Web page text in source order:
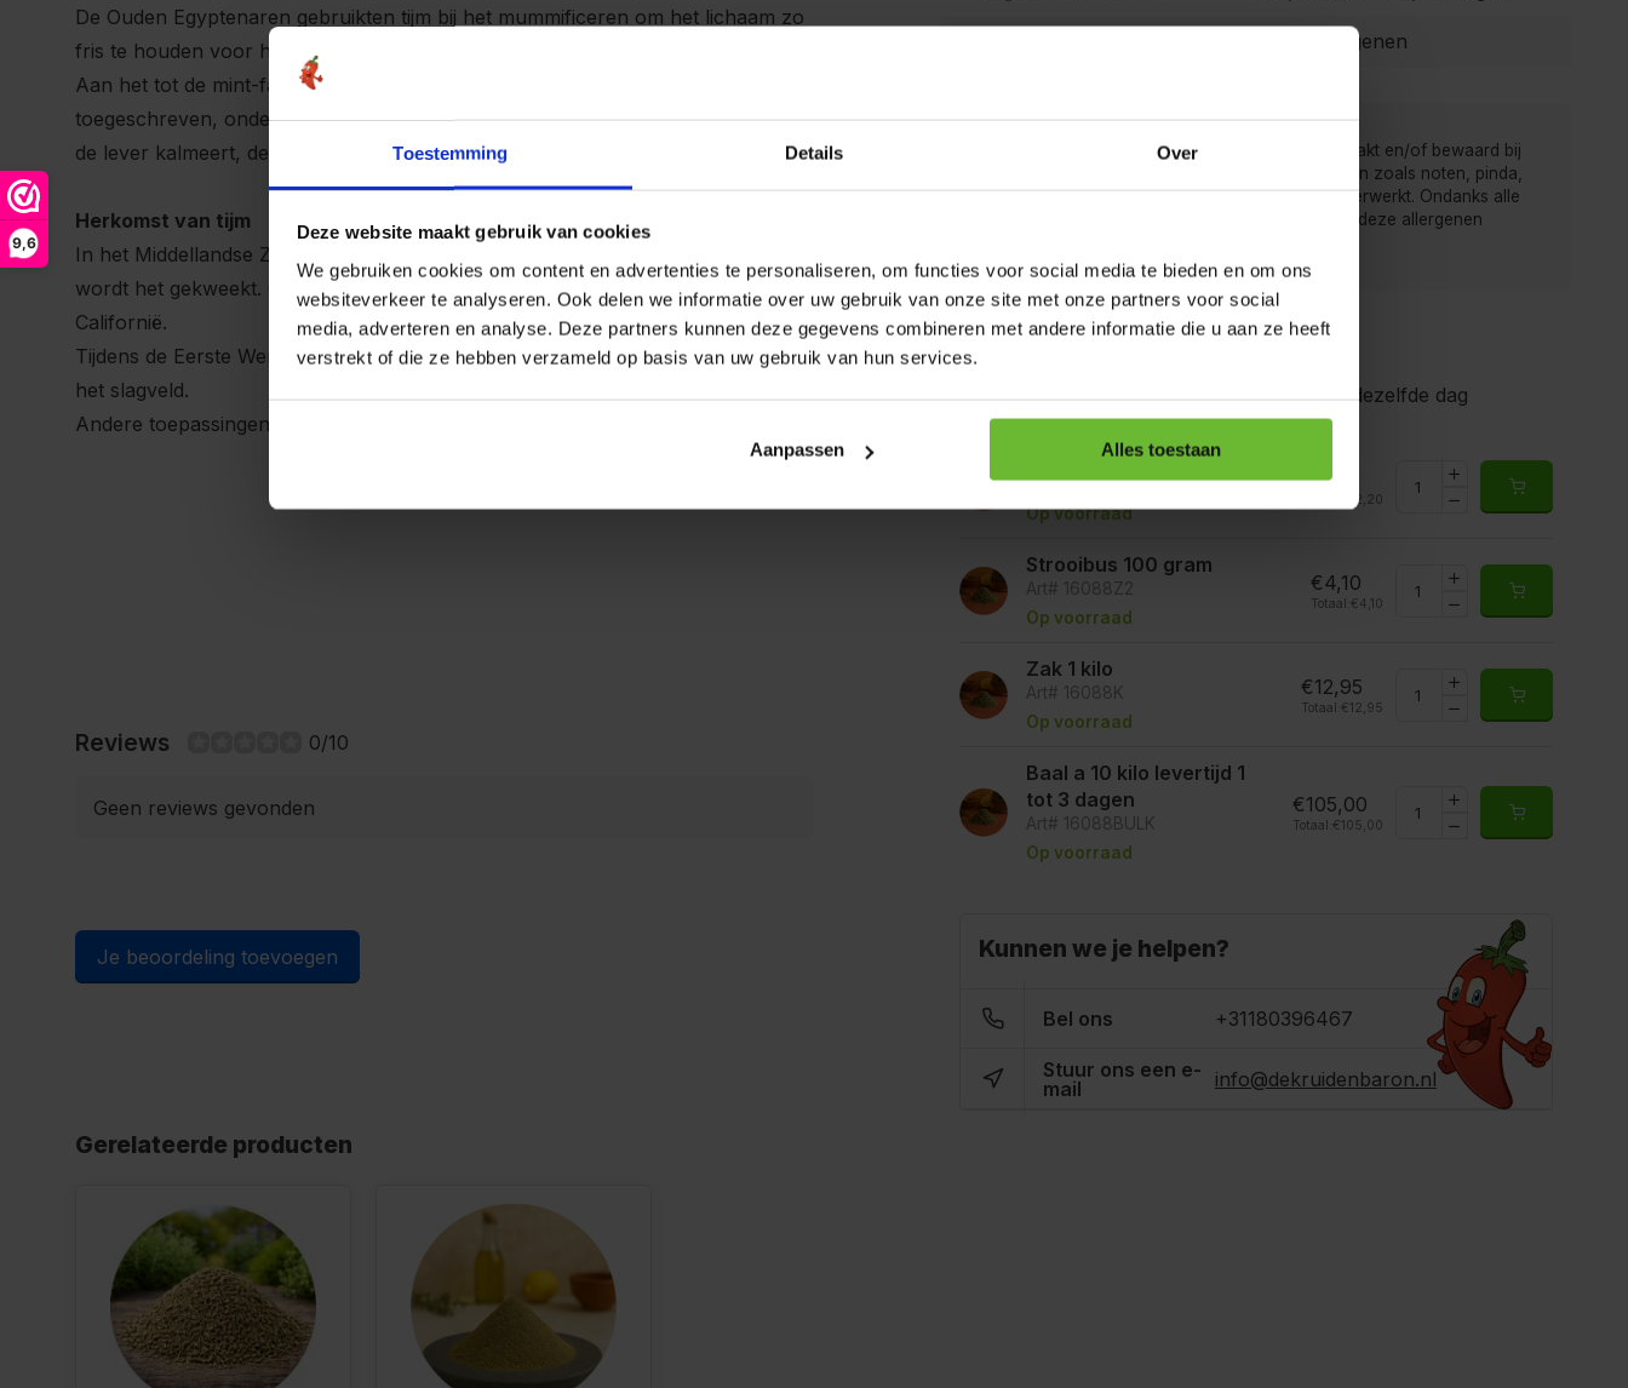
Toestemming Details Over
Deze website maakt gebruik van cookies
We gebruiken cookies om content en advertenties te personaliseren, om functies voor social media te bieden en om ons
websiteverkeer te analyseren. Ook delen we informatie over uw gebruik van onze site met onze partners voor social
media, adverteren en analyse. Deze partners kunnen deze gegevens combineren met andere informatie die u aan ze heeft
verstrekt of die ze hebben verzameld op basis van uw gebruik van hun services.
Aanpassen Alles toestaan
9,6
De Ouden Egyptenaren gebruikten tijm bij het mummificeren om het lichaam zo
fris te houden voor het volgende leven.
Aan het tot de mint-familie behorende kruid worden veel medicinale werkingen
toegeschreven, onder andere dat het helpt bij verkoudheid, de longen versterkt,
de lever kalmeert, de nachtrust bevordert en nachtmerries voorkomt.
Herkomst van tijm
In het Middellandse Zeegebied is tijm in het wild aangetroffen. In Nederland
wordt het gekweekt. Overige producenten zijn Frankrijk, Spanje, Polen en
Californië.
Tijdens de Eerste Wereldoorlog gebruikte men tijmolie als ontsmettingsmiddel op
het slagveld.
Andere toepassingen zijn in tandpasta en in mondwater.
Reviews 0/10
Geen reviews gevonden
Je beoordeling toevoegen
Geen allergenen
De producten van de Kruidenbaron worden verpakt en/of bewaard bij
bedrijven waar men ook producten met allergenen zoals noten, pinda,
mosterd, selderij, gluten, sesam, soja en sulfiet verwerkt. Ondanks alle
goede voorzorgen is het mogelijk dat producten deze allergenen
Op werkdagen voor 15.00 uur besteld, dezelfde dag
verzonden.
Zakje 25 gram
Art# 16088S
Op voorraad
€2,20
€2,20
Strooibus 100 gram
Art# 16088Z2
Op voorraad
€4,10
Totaal: €4,10
Zak 1 kilo
Art# 16088K
Op voorraad
€12,95
Totaal: €12,95
Baal a 10 kilo levertijd 1
tot 3 dagen
Art# 16088BULK
Op voorraad
€105,00
Totaal: €105,00
Kunnen we je helpen?
Bel ons +31180396467
Stuur ons een e-
mail
info@dekruidenbaron.nl
Gerelateerde producten